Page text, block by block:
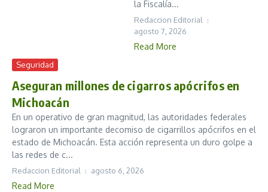
la Fiscalía...
Redaccion Editorial
agosto 7, 2026
Read More
Seguridad
Aseguran millones de cigarros apócrifos en
Michoacán
En un operativo de gran magnitud, las autoridades federales
lograron un importante decomiso de cigarrillos apócrifos en el
estado de Michoacán. Esta acción representa un duro golpe a
las redes de c...
Redaccion Editorial agosto 6, 2026
Read More